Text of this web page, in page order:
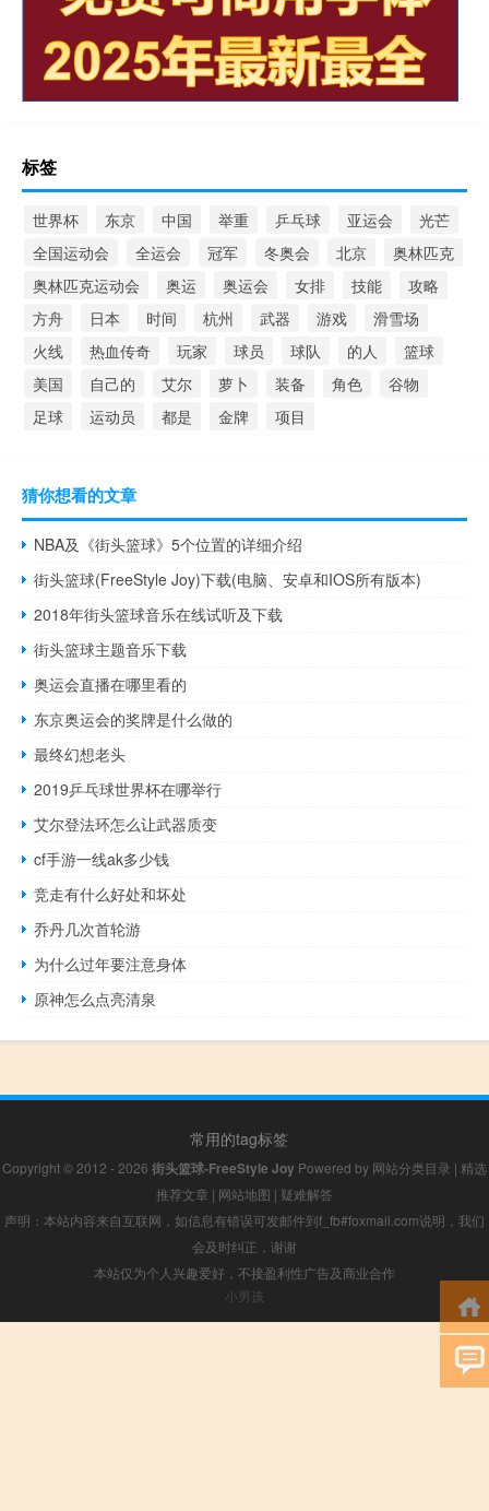
标签
世界杯 东京 中国 举重 乒乓球 亚运会
光芒
全国运动会
全运会 冠军 冬奥会 北京
奥林匹克
奥林匹克运动会
奥运 奥运会 女排 技能
攻略
方舟
日本 时间 杭州 武器 游戏
滑雪场
火线
热血传奇 玩家 球员 球队 的人
篮球
美国
自己的 艾尔 萝卜 装备 角色
谷物
足球
运动员 都是 金牌 项目
猜你想看的文章
NBA及《街头篮球》5个位置的详细介绍
街头篮球(FreeStyle Joy)下载(电脑、安卓和IOS所有版本)
2018年街头篮球音乐在线试听及下载
街头篮球主题音乐下载
奥运会直播在哪里看的
东京奥运会的奖牌是什么做的
最终幻想老头
2019乒乓球世界杯在哪举行
艾尔登法环怎么让武器质变
cf手游一线ak多少钱
竞走有什么好处和坏处
乔丹几次首轮游
为什么过年要注意身体
原神怎么点亮清泉
常用的tag标签
Copyright © 2012 - 2026 街头篮球-FreeStyle Joy Powered by 网站分类目录 | 精选
推荐文章 | 网站地图 | 疑难解答
声明：本站内容来自互联网，如信息有错误可发邮件到f_fb#foxmail.com说明，我们
会及时纠正，谢谢
本站仅为个人兴趣爱好，不接盈利性广告及商业合作
小男孩